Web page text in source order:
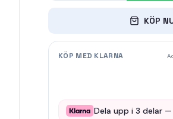
KÖP
KÖP MED KLARNA
Dela upp i3 delar